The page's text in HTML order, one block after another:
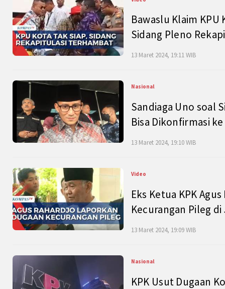
Bawaslu Klaim
Sidang Pleno
13 Maret 2024, 19:11 WIB
Nasional
Sandiaga Uno soal
Bisa Dikonfirmasi
13 Maret 2024, 19:10 WIB
Video
Eks Ketua KPK
Kecurangan Pileg
13 Maret 2024, 19:09 WIB
Nasional
KPK Usut Dugaan